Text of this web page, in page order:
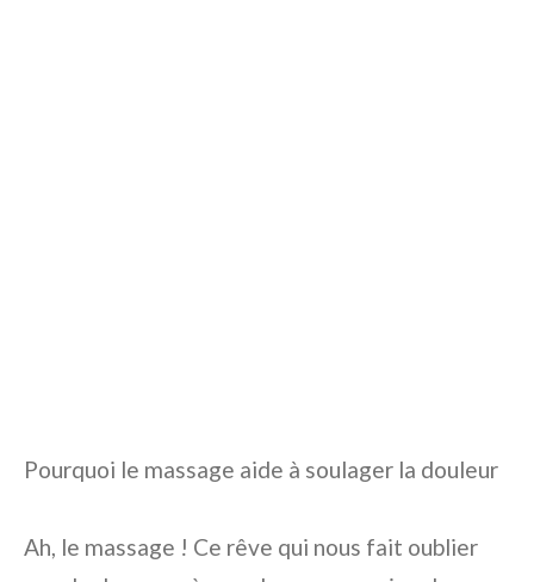
Pourquoi le massage aide à soulager la douleur
Ah, le massage ! Ce rêve qui nous fait oublier